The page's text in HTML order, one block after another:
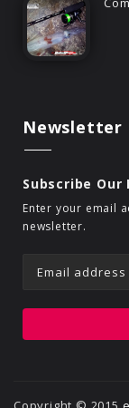
Newsletter
Subscribe
Enter your email
newsletter.